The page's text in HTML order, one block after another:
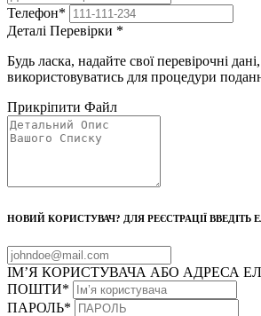
Телефон*
Деталі Перевірки *
Будь ласка, надайте свої перевірочні
використовуватись для процедури
Прикріпити Файл
НОВИЙ КОРИСТУВАЧ? ДЛЯ РЕЄСТРАЦІЇ
ІМ’Я КОРИСТУВАЧА АБО АДРЕСА
ПОШТИ*
ПАРОЛЬ*